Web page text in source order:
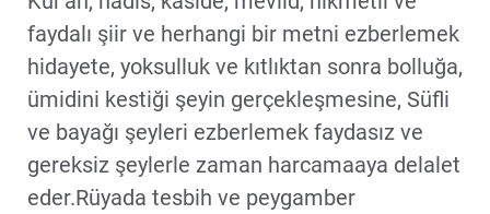
faydalı şiir ve herhangi bir metni ezberlemek
hidayete, yoksulluk ve kıtlıktan sonra bolluğa,
ümidini kestiği şeyin gerçekleşmesine, Süfli
ve bayağı şeyleri ezberlemek faydasız ve
gereksiz şeylerle zaman harcamaaya delalet
eder.Rüyada tesbih ve peygamber